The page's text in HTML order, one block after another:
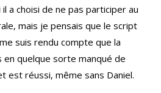
a choisi de ne pas participer au
mais je pensais que le script
suis rendu compte que la
en quelque sorte manqué de
est réussi, même sans Daniel.